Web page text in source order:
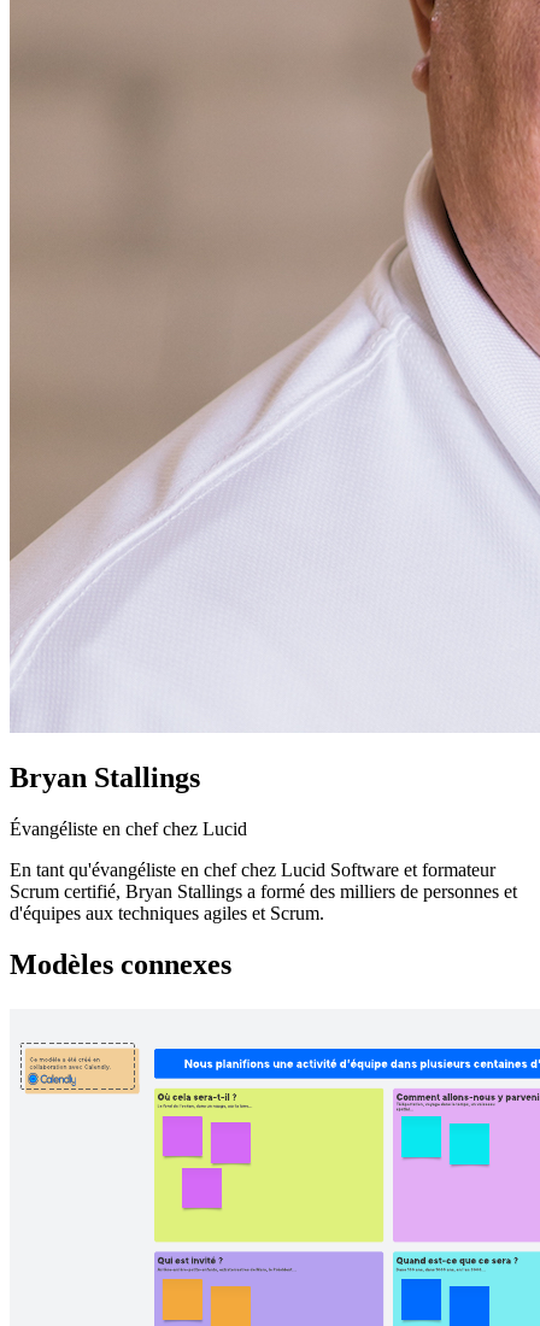
Bryan Stallings
Évangéliste en chef chez Lucid
En tant qu'évangéliste en chef chez Lucid Software et formateur
Scrum certifié, Bryan Stallings a formé des milliers de personnes et
d'équipes aux techniques agiles et Scrum.
Modèles connexes